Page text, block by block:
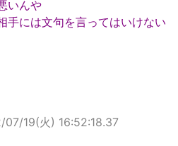
いんや
手には文句を言ってはいけない
07/19(火) 16:52:18.37